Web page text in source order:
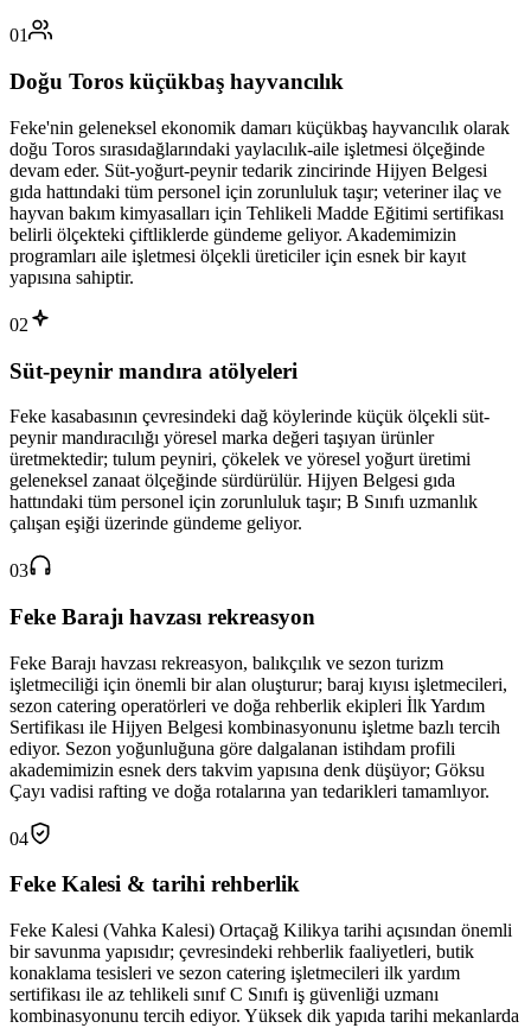
01
Doğu Toros küçükbaş hayvancılık
Feke'nin geleneksel ekonomik damarı küçükbaş hayvancılık olarak
doğu Toros sırasıdağlarındaki yaylacılık-aile işletmesi ölçeğinde
devam eder. Süt-yoğurt-peynir tedarik zincirinde Hijyen Belgesi
gıda hattındaki tüm personel için zorunluluk taşır; veteriner ilaç ve
hayvan bakım kimyasalları için Tehlikeli Madde Eğitimi sertifikası
belirli ölçekteki çiftliklerde gündeme geliyor. Akademimizin
programları aile işletmesi ölçekli üreticiler için esnek bir kayıt
yapısına sahiptir.
02
Süt-peynir mandıra atölyeleri
Feke kasabasının çevresindeki dağ köylerinde küçük ölçekli süt-
peynir mandıracılığı yöresel marka değeri taşıyan ürünler
üretmektedir; tulum peyniri, çökelek ve yöresel yoğurt üretimi
geleneksel zanaat ölçeğinde sürdürülür. Hijyen Belgesi gıda
hattındaki tüm personel için zorunluluk taşır; B Sınıfı uzmanlık
çalışan eşiği üzerinde gündeme geliyor.
03
Feke Barajı havzası rekreasyon
Feke Barajı havzası rekreasyon, balıkçılık ve sezon turizm
işletmeciliği için önemli bir alan oluşturur; baraj kıyısı işletmecileri,
sezon catering operatörleri ve doğa rehberlik ekipleri İlk Yardım
Sertifikası ile Hijyen Belgesi kombinasyonunu işletme bazlı tercih
ediyor. Sezon yoğunluğuna göre dalgalanan istihdam profili
akademimizin esnek ders takvim yapısına denk düşüyor; Göksu
Çayı vadisi rafting ve doğa rotalarına yan tedarikleri tamamlıyor.
04
Feke Kalesi & tarihi rehberlik
Feke Kalesi (Vahka Kalesi) Ortaçağ Kilikya tarihi açısından önemli
bir savunma yapısıdır; çevresindeki rehberlik faaliyetleri, butik
konaklama tesisleri ve sezon catering işletmecileri ilk yardım
sertifikası ile az tehlikeli sınıf C Sınıfı iş güvenliği uzmanı
kombinasyonunu tercih ediyor. Yüksek dik yapıda tarihi mekanlarda